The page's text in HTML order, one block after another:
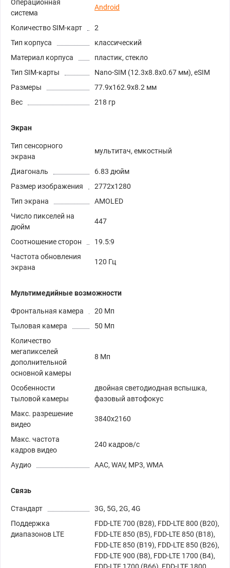
Операционная
система
Android
Количество SIM-карт
2
Тип корпуса
классический
Материал корпуса
пластик, стекло
Тип SIM-карты
Nano-SIM (12.3x8.8x0.67 мм), eSIM
Размеры
77.9x162.9x8.2 мм
Вес
218 гр
Экран
Тип сенсорного
экрана
мультитач, емкостный
Диагональ
6.83 дюйм
Размер изображения
2772x1280
Тип экрана
AMOLED
Число пикселей на
дюйм
447
Соотношение сторон
19.5:9
Частота обновления
экрана
120 Гц
Мультимедийные возможности
Фронтальная камера
20 Мп
Тыловая камера
50 Мп
Количество
мегапикселей
дополнительной
основной камеры
8 Мп
Особенности
тыловой камеры
двойная светодиодная вспышка,
фазовый автофокус
Макс. разрешение
видео
3840x2160
Макс. частота
кадров видео
240 кадров/с
Аудио AAC, WAV, MP3, WMA
Связь
Стандарт
3G, 5G, 2G, 4G
Поддержка
диапазонов LTE
FDD-LTE 700 (B28), FDD-LTE 800 (B20),
FDD-LTE 850 (B5), FDD-LTE 850 (B18),
FDD-LTE 850 (B19), FDD-LTE 850 (B26),
FDD-LTE 900 (B8), FDD-LTE 1700 (B4),